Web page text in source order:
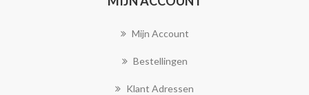
Mijn Account
Bestellingen
Klant Adressen